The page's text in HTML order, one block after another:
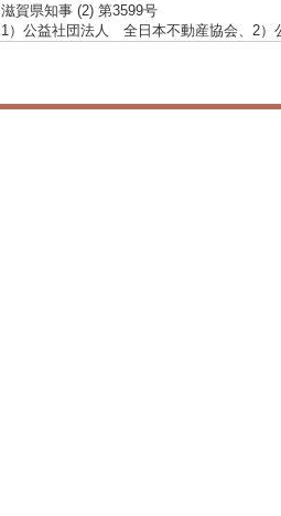
滋賀県知事 (2) 第3599号
1）公益社団法人 全日本不動産協会、2